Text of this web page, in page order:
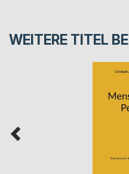
WEITERE TITEL BEI